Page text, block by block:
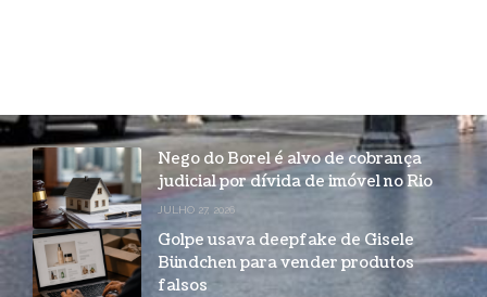
Nego do Borel é alvo de cobrança
judicial por dívida de imóvel no Rio
JULHO 27, 2026
Golpe usava deepfake de Gisele
Bündchen para vender produtos
falsos